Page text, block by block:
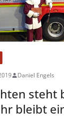
Daniel Engels
steht
bleibt